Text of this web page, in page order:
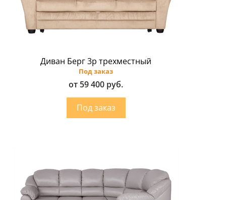
Диван Берг 3p трехместный
Под заказ
от 59 400 руб.